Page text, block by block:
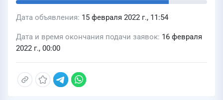
Дата объявления 15 февраля 2022 г., 11:54
Дата и время окончания подачи заявок 16 февраля
2022 г., 00:00